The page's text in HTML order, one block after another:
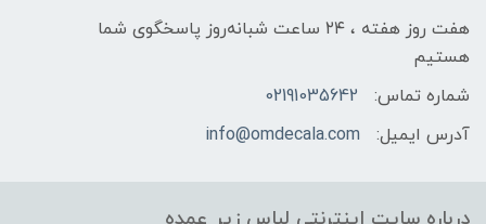
هفت روز هفته ، ۲۴ ساعت شبانه‌روز پاسخگوی شما
هستیم
شماره تماس:
02191035642
آدرس ایمیل:
info@omdecala.com